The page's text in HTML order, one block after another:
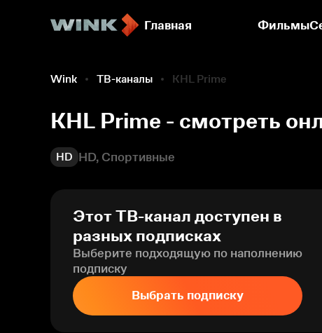
Главная Фильмы
Wink ТВ-каналы KHL Prime
KHL Prime - смотреть
HD HD, Спортивные
Этот ТВ-канал доступен в
разных подписках
Выберите подходящую по наполнению
подписку
Выбрать подписку